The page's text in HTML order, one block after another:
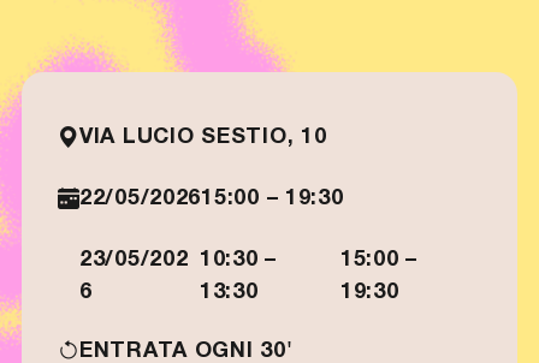
VIA LUCIO SESTIO, 10
22/05/202615:00 – 19:30
23/05/202
6
10:30 –
13:30
15:00 –
19:30
ENTRATA OGNI 30'